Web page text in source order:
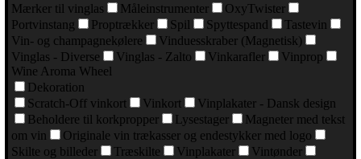
Mærker til vinglas
Måleinstrumenter
OxyTwister
Portvinstang
Proptrækker Spil Spyttespand
Tastevin
Vin- og champagnekølere
Vinduesskraber (Magnetisk)
Vinglas - Diverse
Vinglas - Zalto Vinkarafler
Vinprop
Wine Aroma Wheel
Dekoration
Scratch-Off vinkort
Vinkort
Vinplakater - Dansk design
Beholdere til korkpropper
Lysestager
Magneter med tekst
om vin
Originale vin trækasser og endestykker med logo
Skilte og billeder
Træskilte Vinplakater
Vintønder